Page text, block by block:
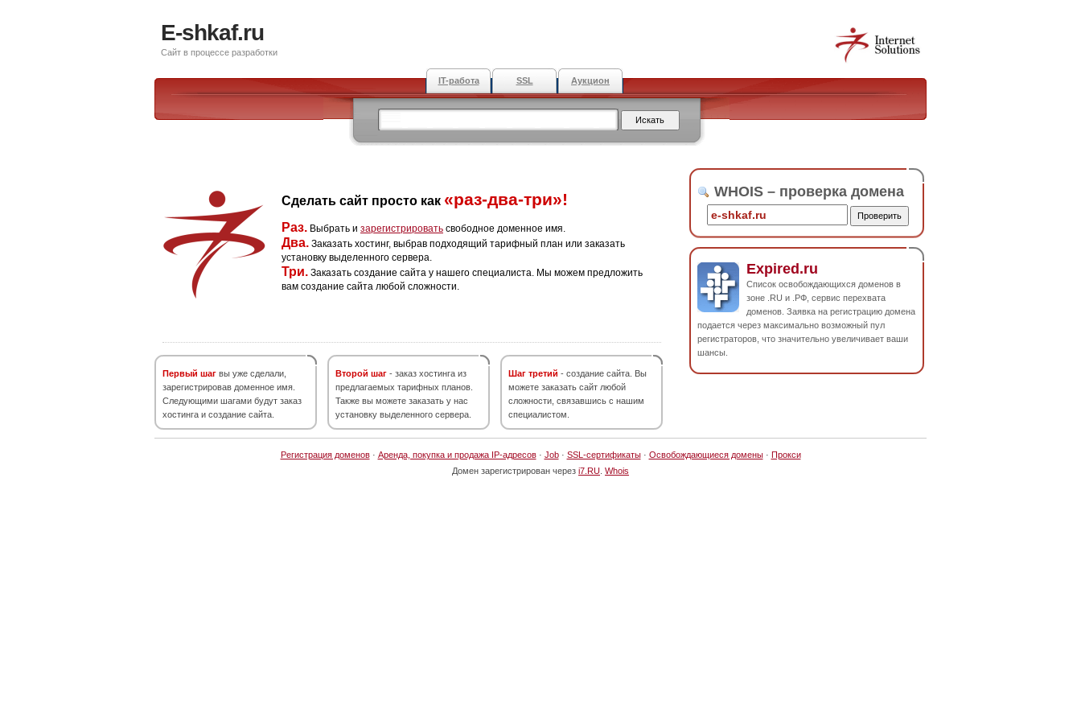
E-shkaf.ru
Сайт в процессе разработки
IT-работа SSL Аукцион
Сделать сайт просто как «раз-два-три»!
Раз. Выбрать и зарегистрировать свободное доменное имя.
Два. Заказать хостинг, выбрав подходящий тарифный план или заказать
установку выделенного сервера.
Три. Заказать создание сайта у нашего специалиста. Мы можем предложить
вам создание сайта любой сложности.
Первый шаг вы уже сделали,
зарегистрировав доменное имя.
Следующими шагами будут заказ
хостинга и создание сайта.
Второй шаг - заказ хостинга из
предлагаемых тарифных планов.
Также вы можете заказать у нас
установку выделенного сервера.
Шаг третий - создание сайта. Вы
можете заказать сайт любой
сложности, связавшись с нашим
специалистом.
WHOIS – проверка домена
Expired.ru
Список освобождающихся доменов в
зоне .RU и .РФ, сервис перехвата
доменов. Заявка на регистрацию домена
подается через максимально возможный пул
регистраторов, что значительно увеличивает ваши
шансы.
Регистрация доменов· Аренда, покупка и продажа IP-адресов· Job· SSL-сертификаты· Освобождающиеся домены· Прокси
Домен зарегистрирован через i7.RU Whois